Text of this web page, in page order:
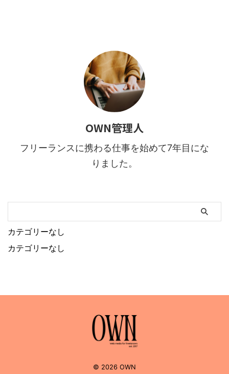
OWN管理人
フリーランスに携わる仕事を始めて7年目にな
りました。
カテゴリーなし
カテゴリーなし
© 2026 OWN